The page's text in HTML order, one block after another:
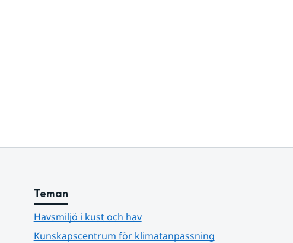
Teman
Havsmiljö i kust och hav
Kunskapscentrum för klimatanpassning